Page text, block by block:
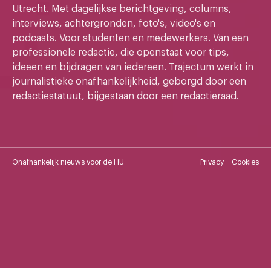
Utrecht. Met dagelijkse berichtgeving, columns,
interviews, achtergronden, foto's, video's en
podcasts. Voor studenten en medewerkers. Van een
professionele redactie, die openstaat voor tips,
ideeen en bijdragen van iedereen. Trajectum werkt in
journalistieke onafhankelijkheid, geborgd door een
redactiestatuut, bijgestaan door een redactieraad.
Onafhankelijk nieuws voor de HU Privacy Cookies